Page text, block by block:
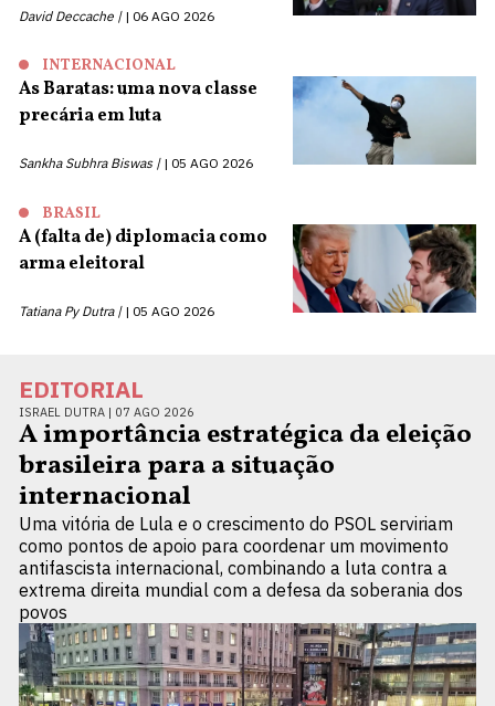
David Deccache | 06 AGO 2026
INTERNACIONAL
As Baratas: uma nova classe
precária em luta
Sankha Subhra Biswas | 05 AGO 2026
BRASIL
A (falta de) diplomacia como
arma eleitoral
Tatiana Py Dutra | 05 AGO 2026
EDITORIAL
ISRAEL DUTRA | 07 AGO 2026
A importância estratégica da eleição
brasileira para a situação
internacional
Uma vitória de Lula e o crescimento do PSOL serviriam
como pontos de apoio para coordenar um movimento
antifascista internacional, combinando a luta contra a
extrema direita mundial com a defesa da soberania dos
povos